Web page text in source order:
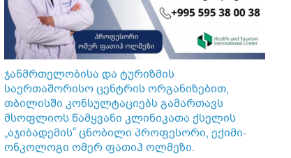
ჯანმრთელობისა და ტურიზმის
საერთაშორისო ცენტრის ორგანიზებით,
თბილისში კონსულტაციებს გამართავს
მსოფლიოს წამყვანი კლინიკათა ქსელის
„აჯიბადემის“ ცნობილი პროფესორი, ექიმი-
ონკოლოგი ომერ ფათიჰ ოლმეზი.